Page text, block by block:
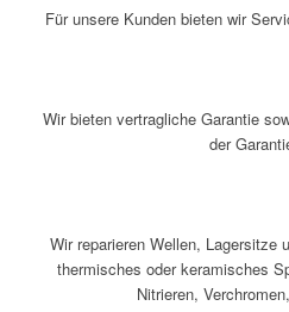
Für unsere Kunden bieten wir
Wir bieten vertragliche Garantie
der
Wir reparieren Wellen, Lagersitze
thermisches oder keramisches
Nitrieren,